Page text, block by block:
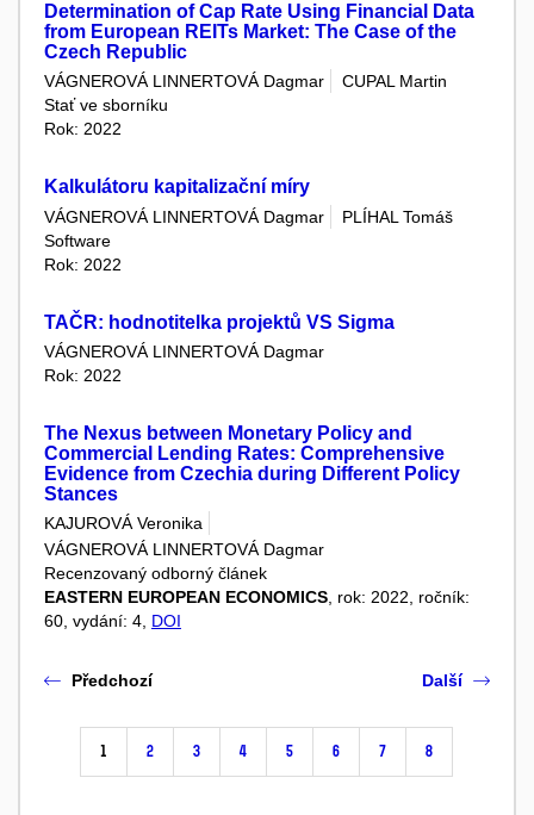
Determination of Cap Rate Using Financial Data
from European REITs Market: The Case of the
Czech Republic
VÁGNEROVÁ LINNERTOVÁ Dagmar
CUPAL Martin
Stať ve sborníku
Rok: 2022
Kalkulátoru kapitalizační míry
VÁGNEROVÁ LINNERTOVÁ Dagmar
PLÍHAL Tomáš
Software
Rok: 2022
TAČR: hodnotitelka projektů VS Sigma
VÁGNEROVÁ LINNERTOVÁ Dagmar
Rok: 2022
The Nexus between Monetary Policy and
Commercial Lending Rates: Comprehensive
Evidence from Czechia during Different Policy
Stances
KAJUROVÁ Veronika
VÁGNEROVÁ LINNERTOVÁ Dagmar
Recenzovaný odborný článek
EASTERN EUROPEAN ECONOMICS , rok: 2022, ročník:
60, vydání: 4, DOI
Předchozí
1 2 3 4 5 6 7 8
Další